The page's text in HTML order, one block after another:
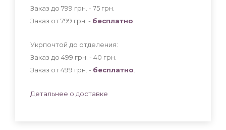
Заказ до 799 грн. - 75 грн
Заказ от 799 грн. - бесплатно
Укрпочтой до отделения:
Заказ до 499 грн. - 40 грн
Заказ от 499 грн. - бесплатно
Детальнее о доставке